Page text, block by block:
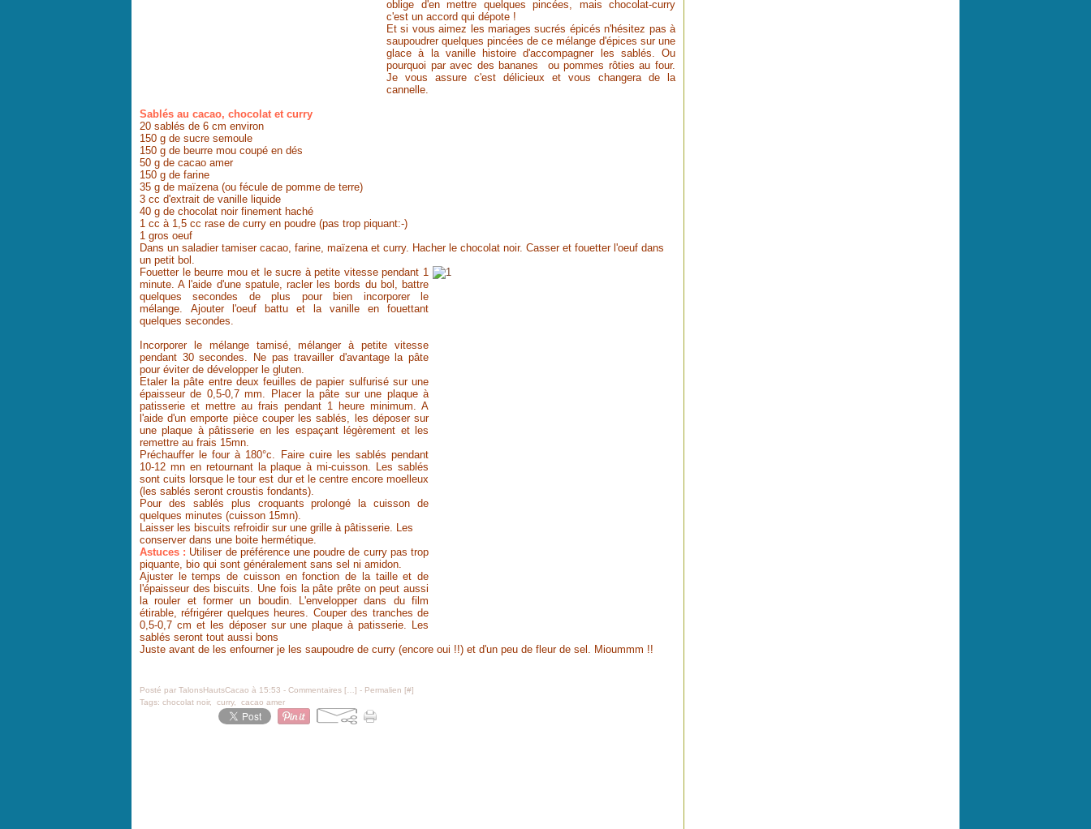
oblige d'en mettre quelques pincées, mais chocolat-curry
c'est un accord qui dépote !
Et si vous aimez les mariages sucrés épicés n'hésitez pas à
saupoudrer quelques pincées de ce mélange d'épices sur une
glace à la vanille histoire d'accompagner les sablés. Ou
pourquoi par avec des bananes ou pommes rôties au four.
Je vous assure c'est délicieux et vous changera de la
cannelle.
Sablés au cacao, chocolat et curry
20 sablés de 6 cm environ
150 g de sucre semoule
150 g de beurre mou coupé en dés
50 g de cacao amer
150 g de farine
35 g de maïzena (ou fécule de pomme de terre)
3 cc d'extrait de vanille liquide
40 g de chocolat noir finement haché
1 cc à 1,5 cc rase de curry en poudre (pas trop piquant:-)
1 gros oeuf
Dans un saladier tamiser cacao, farine, maïzena et curry. Hacher le chocolat noir. Casser et fouetter l'oeuf dans
un petit bol.
Fouetter le beurre mou et le sucre à petite vitesse pendant 1
minute. A l'aide d'une spatule, racler les bords du bol, battre
quelques secondes de plus pour bien incorporer le
mélange. Ajouter l'oeuf battu et la vanille en fouettant
quelques secondes.
Incorporer le mélange tamisé, mélanger à petite vitesse
pendant 30 secondes. Ne pas travailler d'avantage la pâte
pour éviter de développer le gluten.
Etaler la pâte entre deux feuilles de papier sulfurisé sur une
épaisseur de 0,5-0,7 mm. Placer la pâte sur une plaque à
patisserie et mettre au frais pendant 1 heure minimum. A
l'aide d'un emporte pièce couper les sablés, les déposer sur
une plaque à pâtisserie en les espaçant légèrement et les
remettre au frais 15mn.
Préchauffer le four à 180°c. Faire cuire les sablés pendant
10-12 mn en retournant la plaque à mi-cuisson. Les sablés
sont cuits lorsque le tour est dur et le centre encore moelleux
(les sablés seront croustis fondants).
Pour des sablés plus croquants prolongé la cuisson de
quelques minutes (cuisson 15mn).
Laisser les biscuits refroidir sur une grille à pâtisserie. Les
conserver dans une boite hermétique.
Astuces : Utiliser de préférence une poudre de curry pas trop
piquante, bio qui sont généralement sans sel ni amidon.
Ajuster le temps de cuisson en fonction de la taille et de
l'épaisseur des biscuits. Une fois la pâte prête on peut aussi
la rouler et former un boudin. L'envelopper dans du film
étirable, réfrigérer quelques heures. Couper des tranches de
0,5-0,7 cm et les déposer sur une plaque à patisserie. Les
sablés seront tout aussi bons
Juste avant de les enfourner je les saupoudre de curry (encore oui !!) et d'un peu de fleur de sel. Mioummm !!
Posté par TalonsHautsCacao à 15:53 - Commentaires [ ] - Permalien [#]
Tags: chocolat noir, curry, cacao amer